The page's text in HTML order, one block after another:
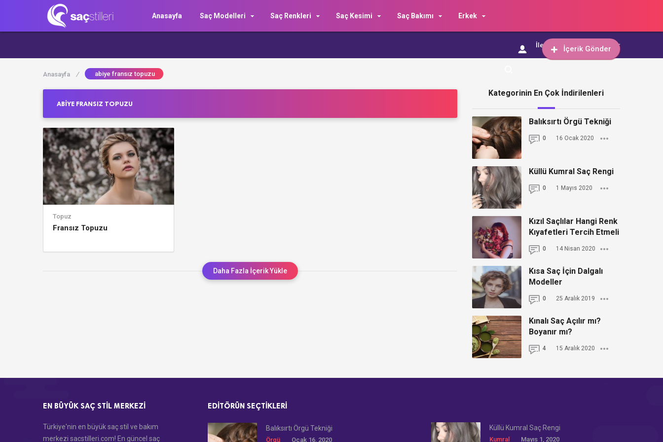
Anasayfa Saç Modelleri Saç Renkleri Saç Kesimi Saç Bakımı Erkek
İçerik Gönder
İletişim İçerik Gönder
Anasayfa / abiye fransız topuzu
ABIYE FRANSIZ TOPUZU
Topuz
Fransız Topuzu
Daha Fazla İçerik Yükle
Kategorinin En Çok İndirilenleri
Balıksırtı Örgü Tekniği
0 16 Ocak 2020
Küllü Kumral Saç Rengi
0 1 Mayıs 2020
Kızıl Saçlılar Hangi Renk
Kıyafetleri Tercih Etmeli
0 14 Nisan 2020
Kısa Saç İçin Dalgalı
Modeller
0 25 Aralık 2019
Kınalı Saç Açılır mı?
Boyanır mı?
4 15 Aralık 2020
EN BÜYÜK SAÇ STIL MERKEZI
Türkiye'nin en büyük saç stil ve bakım
merkezi sacstilleri.com! En güncel saç
EDITÖRÜN SEÇTIKLERI
Balıksırtı Örgü Tekniği
Örgü Ocak 16, 2020
Küllü Kumral Saç Rengi
Kumral Mayıs 1, 2020